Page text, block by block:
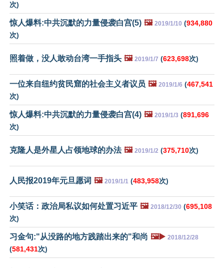
次)
惊人爆料:中共沉默的力量侵袭白宫(5) 🖼️ 2019/1/10 (934,880
次)
照着做，没人敢动台湾一手指头 🖼️ 2019/1/7 (623,698次)
一位来自纽约贫民窟的社会主义者议员 🖼️ 2019/1/6 (467,541
次)
惊人爆料:中共沉默的力量侵袭白宫(4) 🖼️ 2019/1/3 (891,696
次)
克隆人是外星人占领地球的办法 🖼️ 2019/1/2 (375,710次)
人民报2019年元旦愿词 🖼️ 2019/1/1 (483,958次)
小笑话：政治局私议如何处置习近平 🖼️ 2018/12/30 (695,108
次)
习金句:"从没路的地方践踏出来的"和尚 🖼️▶️ 2018/12/28
(581,431次)